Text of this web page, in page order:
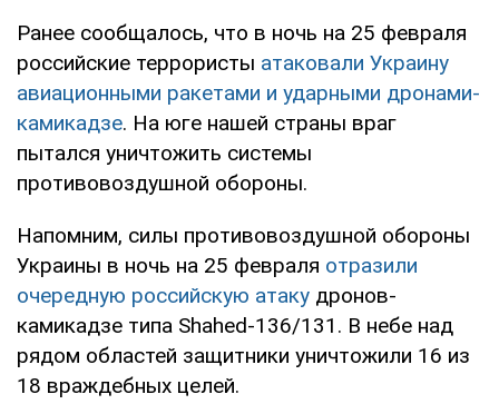
Ранее сообщалось, что в ночь на 25 февраля
российские террористы атаковали Украину
авиационными ракетами и ударными дронами-
камикадзе. На юге нашей страны враг
пытался уничтожить системы
противовоздушной обороны.
Напомним, силы противовоздушной обороны
Украины в ночь на 25 февраля отразили
очередную российскую атаку дронов-
камикадзе типа Shahed-136/131. В небе над
рядом областей защитники уничтожили 16 из
18 враждебных целей.